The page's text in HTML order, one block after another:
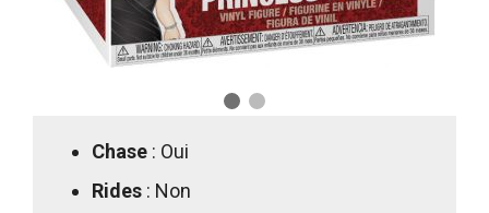
Chase : Oui
Rides : Non